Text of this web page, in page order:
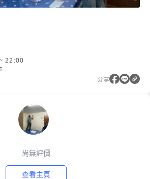
22:00
分享
尚無評價
查看主頁